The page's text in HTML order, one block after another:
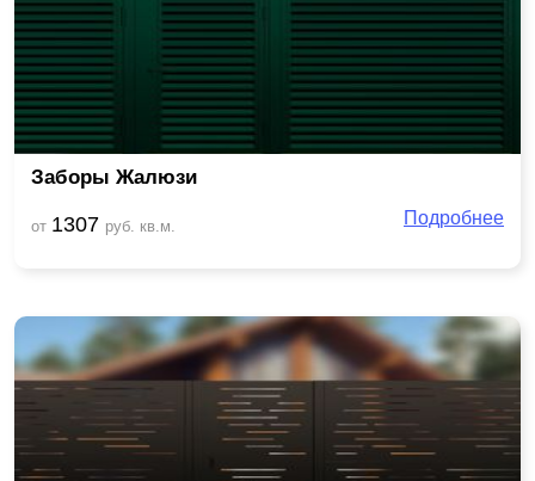
Заборы Жалюзи
от 1307 руб. кв.м. Подробнее